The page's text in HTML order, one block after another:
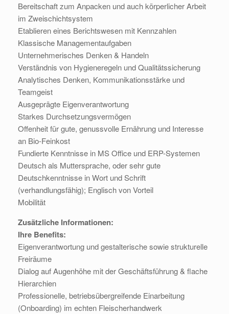
Bereitschaft zum Anpacken und auch körperlicher Arbeit
im Zweischichtsystem
Etablieren eines Berichtswesen mit Kennzahlen
Klassische Managementaufgaben
Unternehmerisches Denken & Handeln
Verständnis von Hygieneregeln und Qualitätssicherung
Analytisches Denken, Kommunikationsstärke und
Teamgeist
Ausgeprägte Eigenverantwortung
Starkes Durchsetzungsvermögen
Offenheit für gute, genussvolle Ernährung und Interesse
an Bio-Feinkost
Fundierte Kenntnisse in MS Office und ERP-Systemen
Deutsch als Muttersprache, oder sehr gute
Deutschkenntnisse in Wort und Schrift
(verhandlungsfähig); Englisch von Vorteil
Mobilität
Zusätzliche Informationen:
Ihre Benefits:
Eigenverantwortung und gestalterische sowie strukturelle
Freiräume
Dialog auf Augenhöhe mit der Geschäftsführung & flache
Hierarchien
Professionelle, betriebsübergreifende Einarbeitung
(Onboarding) im echten Fleischerhandwerk